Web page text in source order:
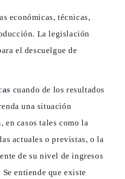
económicas, técnicas,
La legislación
el descuelgue de
cuando de los resultados
una situación
en casos tales como la
actuales o previstas, o la
de su nivel de ingresos
entiende que existe